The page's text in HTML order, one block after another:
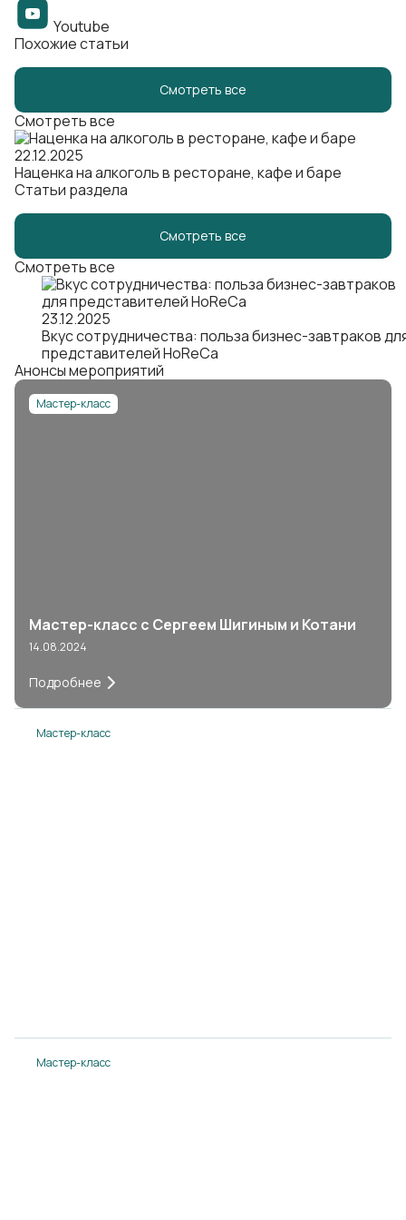
Youtube
Похожие статьи
Смотреть все
Смотреть все
22.12.2025
Наценка на алкоголь в ресторане, кафе и баре
Статьи раздела
Смотреть все
Смотреть все
23.12.2025
Вкус сотрудничества: польза бизнес-завтраков
представителей HoReCa
Анонсы мероприятий
Мастер-класс
Мастер-класс с Сергеем Шигиным и Котани
14.08.2024
Подробнее
Мастер-класс
Мастер-класс